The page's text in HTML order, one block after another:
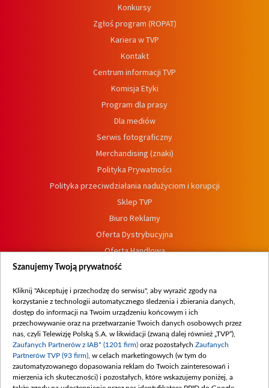
Konkursy
Zgłoś program (ROPAT)
Kariera w TVP
Kontakt
Centrum informacji TVP
Komisja Etyki
Program dla prasy
Dla mediów
Serwis fotograficzny
Merchandising (znaki)
Polityka Prywatności
Polityka przeciwdziałania nadużyciom i korupcji
Sklep TVP
Biuro Reklamy
Oferta Dystrybucyjna
Oferta Handlowa
Dostępność
Procedura zgłoszeń wewnętrznych
Szanujemy Twoją prywatność
Kliknij "Akceptuję i przechodzę do serwisu", aby wyrazić zgody na
korzystanie z technologii automatycznego śledzenia i zbierania danych,
dostęp do informacji na Twoim urządzeniu końcowym i ich
przechowywanie oraz na przetwarzanie Twoich danych osobowych przez
nas, czyli Telewizję Polską S.A. w likwidacji (zwaną dalej również „TVP”),
Zaufanych Partnerów z IAB* (1201 firm) oraz pozostałych Zaufanych
Partnerów TVP (93 firm) , w celach marketingowych (w tym do
zautomatyzowanego dopasowania reklam do Twoich zainteresowań i
mierzenia ich skuteczności) i pozostałych, które wskazujemy poniżej, a